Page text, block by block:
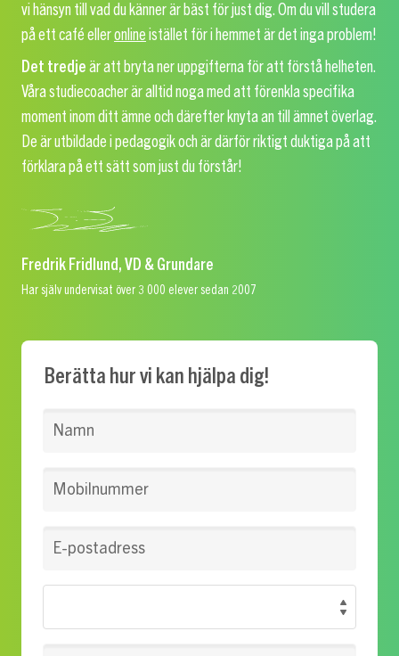
vi hänsyn till vad du känner är bäst för just dig. Om du vill studera
på ett café elleronlineistället för i hemmet är det inga problem!
Det tredjeär att bryta ner uppgifterna för att förstå helheten.
Våra studiecoacher är alltid noga med att förenkla specifika
moment inom ditt ämne och därefter knyta an till ämnet överlag.
De är utbildade i pedagogik och är därför riktigt duktiga på att
förklara på ett sätt som just du förstår!
Fredrik Fridlund, VD & Grundare
Har själv undervisat över 3 000 elever sedan 2007
Berätta hur vi kan hjälpa dig!
Namn
Mobilnummer
E-postadress